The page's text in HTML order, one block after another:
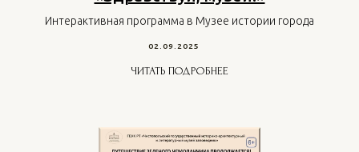
Интерактивная программа в Музее истории города
02.09.2025
ЧИТАТЬ ПОДРОБНЕЕ